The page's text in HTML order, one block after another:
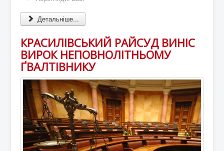
Детальніше...
КРАСИЛІВСЬКИЙ РАЙСУД ВИНІС
ВИРОК НЕПОВНОЛІТНЬОМУ
ҐВАЛТІВНИКУ